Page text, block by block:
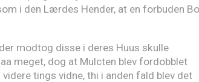
i den Lærdes Hender, at en forbuden
modtog disse i deres Huus skulle
meget, dog at Mulcten blev fordobblet
tings vidne, thi i anden fald blev det